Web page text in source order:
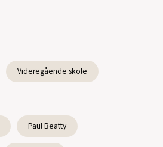
Videregående skole
Paul Beatty